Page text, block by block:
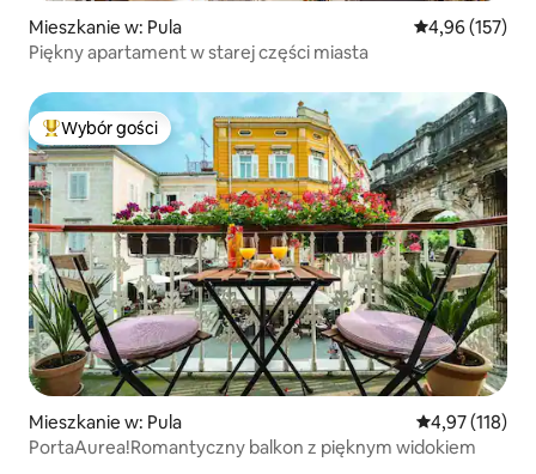
Mieszkanie w: Pula Średnia
4,96 (157)
Piękny apartament w starej części miasta
Najpopularniejsze z kategorii Wybór gości
Wybór gości
Mieszkanie w: Pula Średnia
4,97 (118)
PortaAurea!Romantyczny balkon z pięknym widokiem